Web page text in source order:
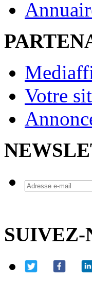
Votre
SUIVEZ-